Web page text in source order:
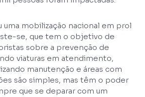
uma mobilização nacional em prol
se, que tem o objetivo de
sobre a prevenção de
viaturas em atendimento,
manutenção e áreas com
são simples, mas têm o poder
que se deparar com um